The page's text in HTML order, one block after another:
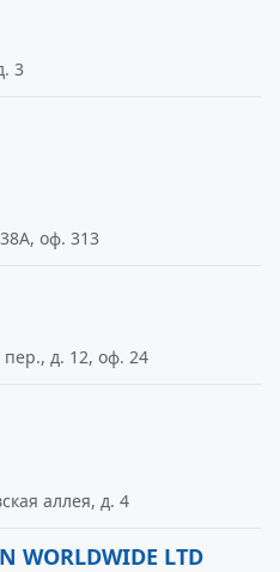
3
оф. 313
д. 12, оф. 24
аллея, д. 4
WORLDWIDE LTD